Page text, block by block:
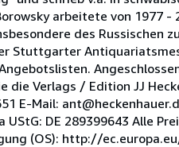
arbeitete von 1977
des
Stuttgarter
die Verlags / Edition JJ
E-Mail:
DE 289399643 Alle
(OS): http://